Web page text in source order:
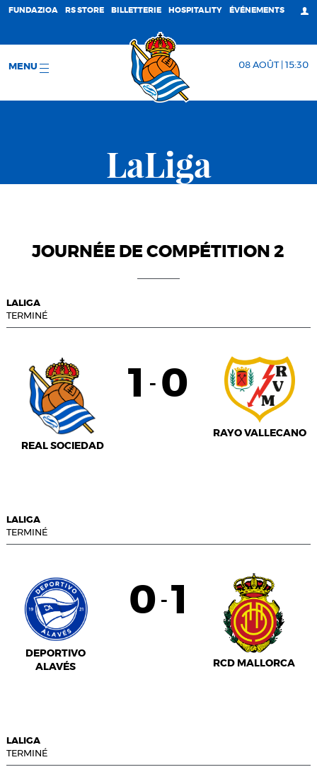
FUNDAZIOA RS STORE BILLETTERIE HOSPITALITY ÉVÉNEMENTS
MENU 08 AOÛT | 15:30
LaLiga
JOURNÉE DE COMPÉTITION 2
LALIGA
TERMINÉ
REAL SOCIEDAD
1 - 0
RAYO VALLECANO
LALIGA
TERMINÉ
DEPORTIVO
ALAVÉS
0 - 1
RCD MALLORCA
LALIGA
TERMINÉ